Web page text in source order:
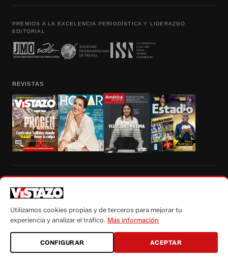
PREMIOS A LA EXCELENCIA PERIODÍSTICA Y LIDERAZGO
EDITORIAL
REVISTAS
autorización escrita de su titular, de todos los contenidos de Vistazo.com.
Utilizamos cookies propias y de terceros para mejorar tu
experiencia y analizar el tráfico. Más información
CONFIGURAR ACEPTAR